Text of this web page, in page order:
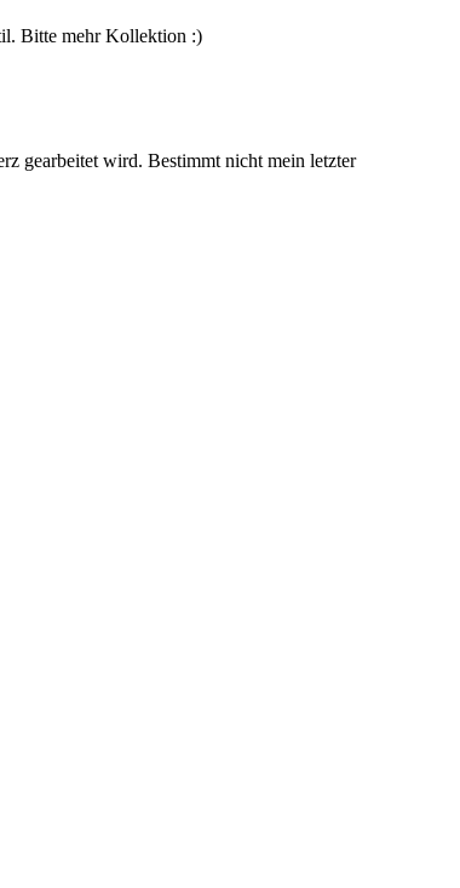
Bitte mehr Kollektion :)
gearbeitet wird. Bestimmt nicht mein letzter